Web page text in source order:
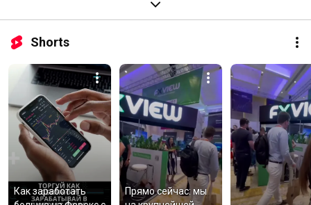
Shorts
Как заработать
Прямо сейчас: мы